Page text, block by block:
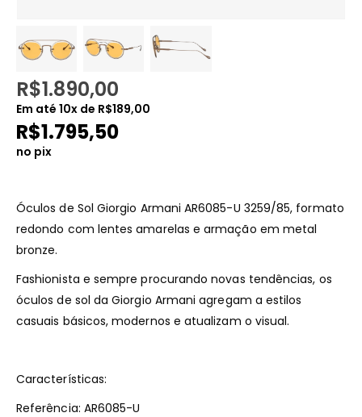
R$1.890,00
Em até 10x de R$189,00
R$1.795,50
no pix
Óculos de Sol Giorgio Armani AR6085-U 3259/85, formato
redondo com lentes amarelas e armação em metal
bronze.
Fashionista e sempre procurando novas tendências, os
óculos de sol da Giorgio Armani agregam a estilos
casuais básicos, modernos e atualizam o visual.
Características:
Referência: AR6085-U